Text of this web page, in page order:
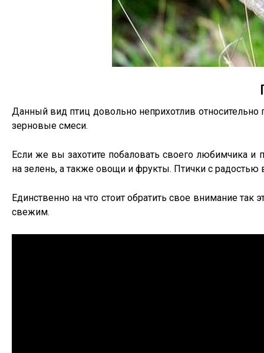
Данный вид птиц довольно неприхотлив
зерновые смеси.
Если же вы захотите побаловать своего любимчика и
на зелень, а также овощи и фрукты. Птички с радостью
Единственно на что стоит обратить свое внимание
свежим.